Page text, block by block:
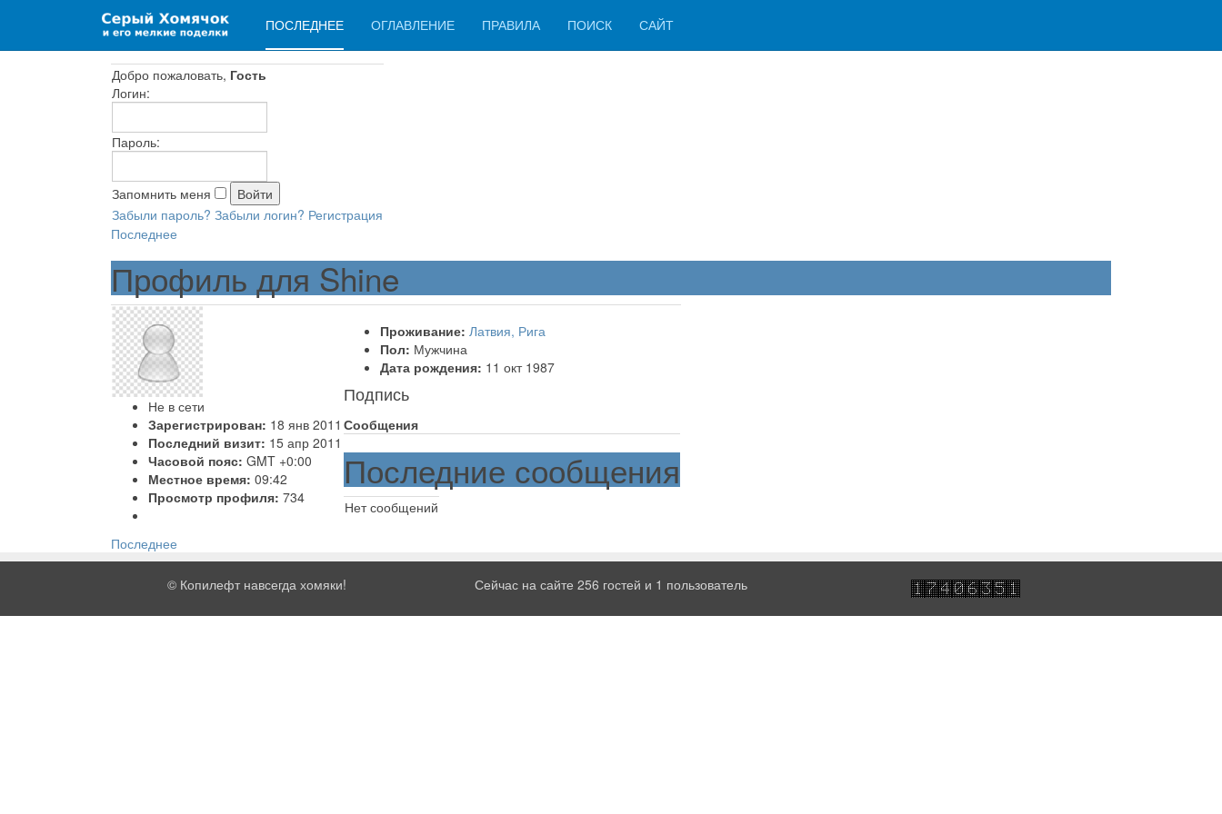
ПОСЛЕДНЕЕ ОГЛАВЛЕНИЕ ПРАВИЛА ПОИСК САЙТ
Добро пожаловать, Гость
Логин:
Пароль:
Запомнить меня
Забыли пароль? Забыли логин? Регистрация
Последнее
Профиль для Shine
Не в сети
Зарегистрирован: 18 янв 2011
Последний визит: 15 апр 2011
Часовой пояс: GMT +0:00
Местное время: 09:42
Просмотр профиля: 734
Проживание: Латвия, Рига
Пол: Мужчина
Дата рождения: 11 окт 1987
Подпись
Сообщения
Последние сообщения
Нет сообщений
Последнее
© Копилефт навсегда хомяки! Сейчас на сайте 256 гостей и 1 пользователь